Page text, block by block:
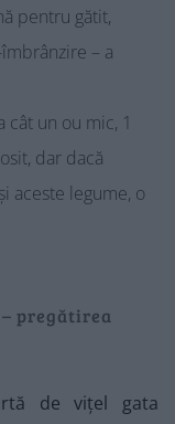
pentru gătit,
– a
un ou mic, 1
dar dacă
aceste legume, o
pregătirea
de vițel gata